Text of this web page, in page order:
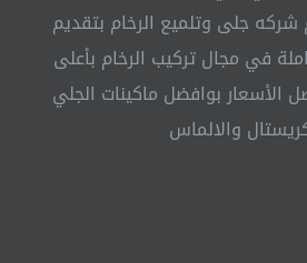
جلى وتلميع الرخام بتقديم
في مجال تركيب الرخام بأعلى
الأسعار بوافضل ماكينات الجلي
والالماس